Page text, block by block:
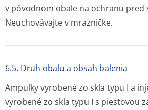
v pôvodnom obale na ochranu pred
Neuchovávajte v mrazničke.
6.5. Druh obalu a obsah balenia
Ampulky vyrobené zo skla typu I a
vyrobené zo skla typu I s piestovou